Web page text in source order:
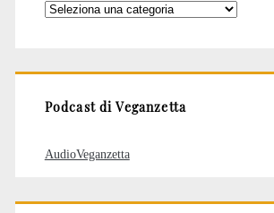
Categorie
Podcast di Veganzetta
AudioVeganzetta